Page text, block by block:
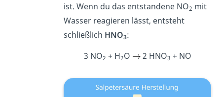
ist. Wenn du das entstandene NO2 mit
Wasser reagieren lässt, entsteht
schließlich HNO3:
3 NO2 + H2O 2 HNO3 + NO